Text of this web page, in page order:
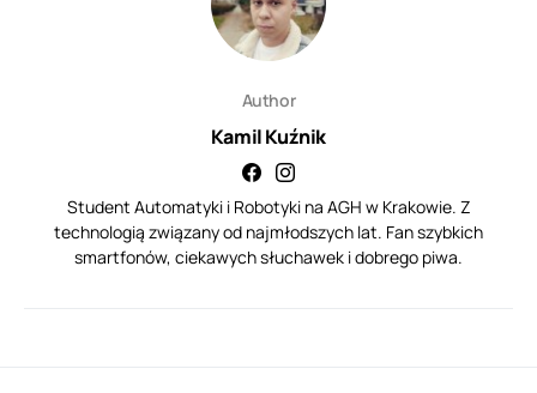
Author
Kamil Kuźnik
Student Automatyki i Robotyki na AGH w Krakowie. Z
technologią związany od najmłodszych lat. Fan szybkich
smartfonów, ciekawych słuchawek i dobrego piwa.